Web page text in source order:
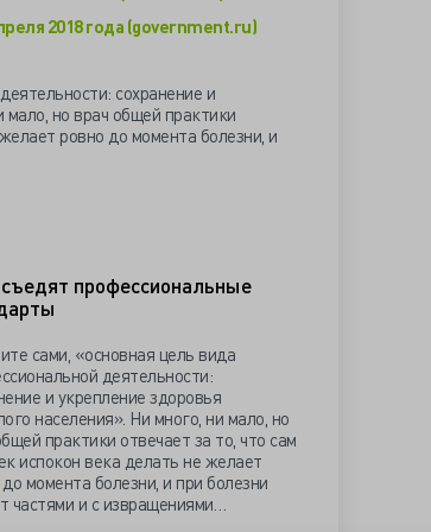
2018 года (government.ru)
сохранение и
мало, но врач общей практики
ровно до момента болезни, и
съедят профессиональные
сами, «основная цель вида
деятельности:
и укрепление здоровья
населения». Ни много, ни мало, но
практики отвечает за то, что сам
испокон века делать не желает
момента болезни, и при болезни
частями и с извращениями…